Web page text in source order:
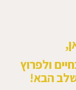
ולפרוץ
הבא!